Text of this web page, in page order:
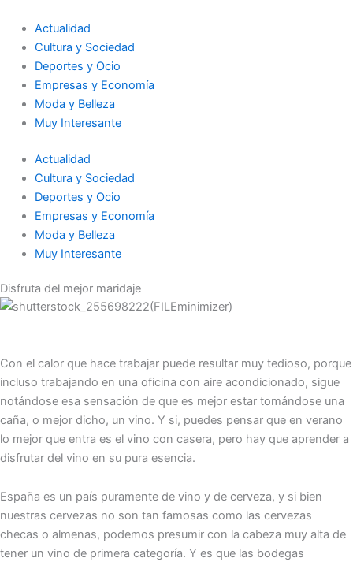
contenido
Actualidad
Cultura y Sociedad
Deportes y Ocio
Empresas y Economía
Moda y Belleza
Muy Interesante
Actualidad
Cultura y Sociedad
Deportes y Ocio
Empresas y Economía
Moda y Belleza
Muy Interesante
Disfruta del mejor maridaje
Con el calor que hace trabajar puede resultar muy tedioso, porque
incluso trabajando en una oficina con aire acondicionado, sigue
notándose esa sensación de que es mejor estar tomándose una
caña, o mejor dicho, un vino. Y si, puedes pensar que en verano
lo mejor que entra es el vino con casera, pero hay que aprender a
disfrutar del vino en su pura esencia.
España es un país puramente de vino y de cerveza, y si bien
nuestras cervezas no son tan famosas como las cervezas
checas o almenas, podemos presumir con la cabeza muy alta de
tener un vino de primera categoría. Y es que las bodegas